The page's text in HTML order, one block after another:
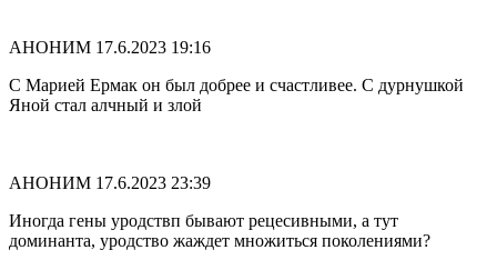
АНОНИМ 17.6.2023 19:16
С Марией Ермак он был добрее и счастливее. С дурнушкой
Яной стал алчный и злой
АНОНИМ 17.6.2023 23:39
Иногда гены уродствп бывают рецесивными, а тут
доминанта, уродство жаждет множиться поколениями?